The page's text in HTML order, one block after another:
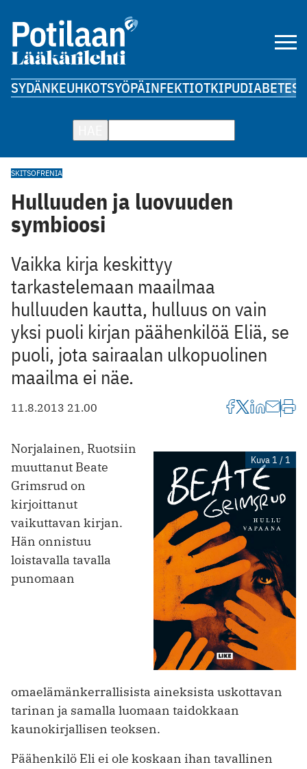
SYDÄNKEUHKOTSYÖPÄINFEKTIOTKIPUDIABETES
SKITSOFRENIA
Hulluuden ja luovuuden
symbioosi
Vaikka kirja keskittyy
tarkastelemaan maailmaa
hulluuden kautta, hulluus on vain
yksi puoli kirjan päähenkilöä Eliä, se
puoli, jota sairaalan ulkopuolinen
maailma ei näe.
11.8.2013 21.00
Kuva 1 / 1
Norjalainen, Ruotsiin
muuttanut Beate
Grimsrud on
kirjoittanut
vaikuttavan kirjan.
Hän onnistuu
loistavalla tavalla
punomaan
omaelämänkerrallisista aineksista uskottavan
tarinan ja samalla luomaan taidokkaan
kaunokirjallisen teoksen.
Päähenkilö Eli ei ole koskaan ihan tavallinen